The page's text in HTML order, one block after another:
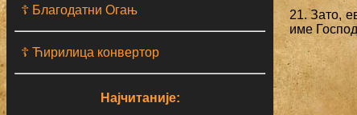
☦ Благодатни Огањ
☦ Ћирилица конвертор
Најчитаније:
21. Зато,
име